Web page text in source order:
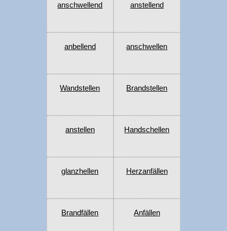
anschwellend anstellend
anbellend anschwellen
Wandstellen Brandstellen
anstellen Handschellen
glanzhellen Herzanfällen
Brandfällen Anfällen